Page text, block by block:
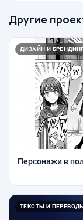
Другие
ДИЗАЙН И
Персонажи в
ТЕКСТЫ И